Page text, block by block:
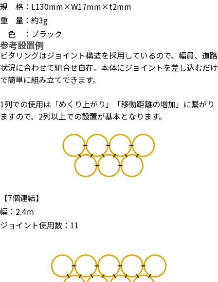
規 格：L130mm×W17mm×t2mm
重 量：約3g
色 ：ブラック
参考設置例
ピタリングはジョイント構造を採用しているので、幅員、道路
状況に合わせて組合せ自在。本体にジョイントを差し込むだけ
で簡単に組み立てできます。
1列での使用は「めくり上がり」「移動距離の増加」に繋がり
ますので、2列以上での設置が基本となります。
【7個連結】
幅：2.4ｍ
ジョイント使用数：11